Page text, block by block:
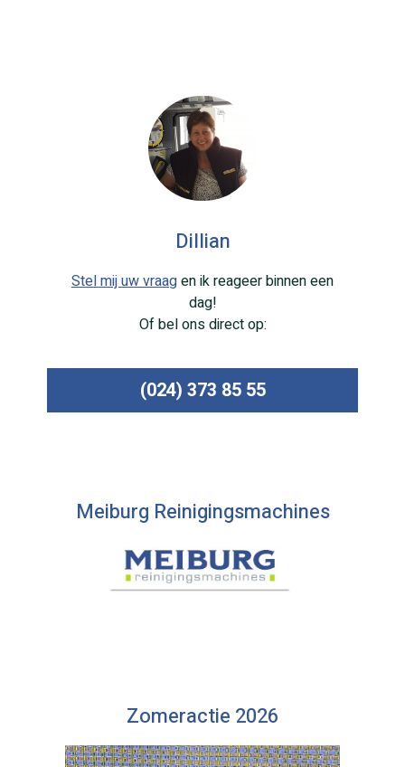
Dillian
Stel mij uw vraagen ik reageer binnen een
dag!
Of bel ons direct op:
(024) 373 85 55
Meiburg Reinigingsmachines
Zomeractie 2026